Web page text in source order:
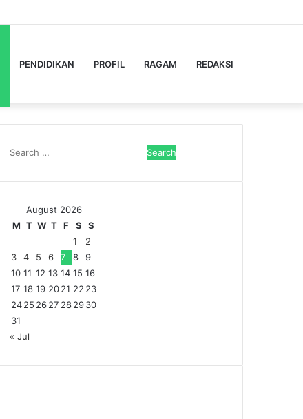
PENDIDIKAN PROFIL RAGAM REDAKSI
Search
August 2026
M T W T F S
S
1
2
3
4 5 6 7 8
9
10 11 12 13 14 15 16
17 18 19 2021 22 23
2425 2627 282930
31
« Jul